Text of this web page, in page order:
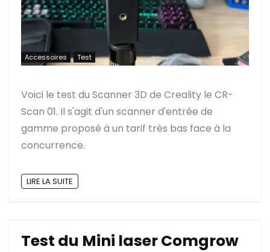
Accessoires Test
Voici le test du Scanner 3D de Creality le CR-
Scan 01. Il s'agit d'un scanner d'entrée de
gamme proposé à un tarif très bas face à la
concurrence.
LIRE LA SUITE
Test du Mini laser Comgrow